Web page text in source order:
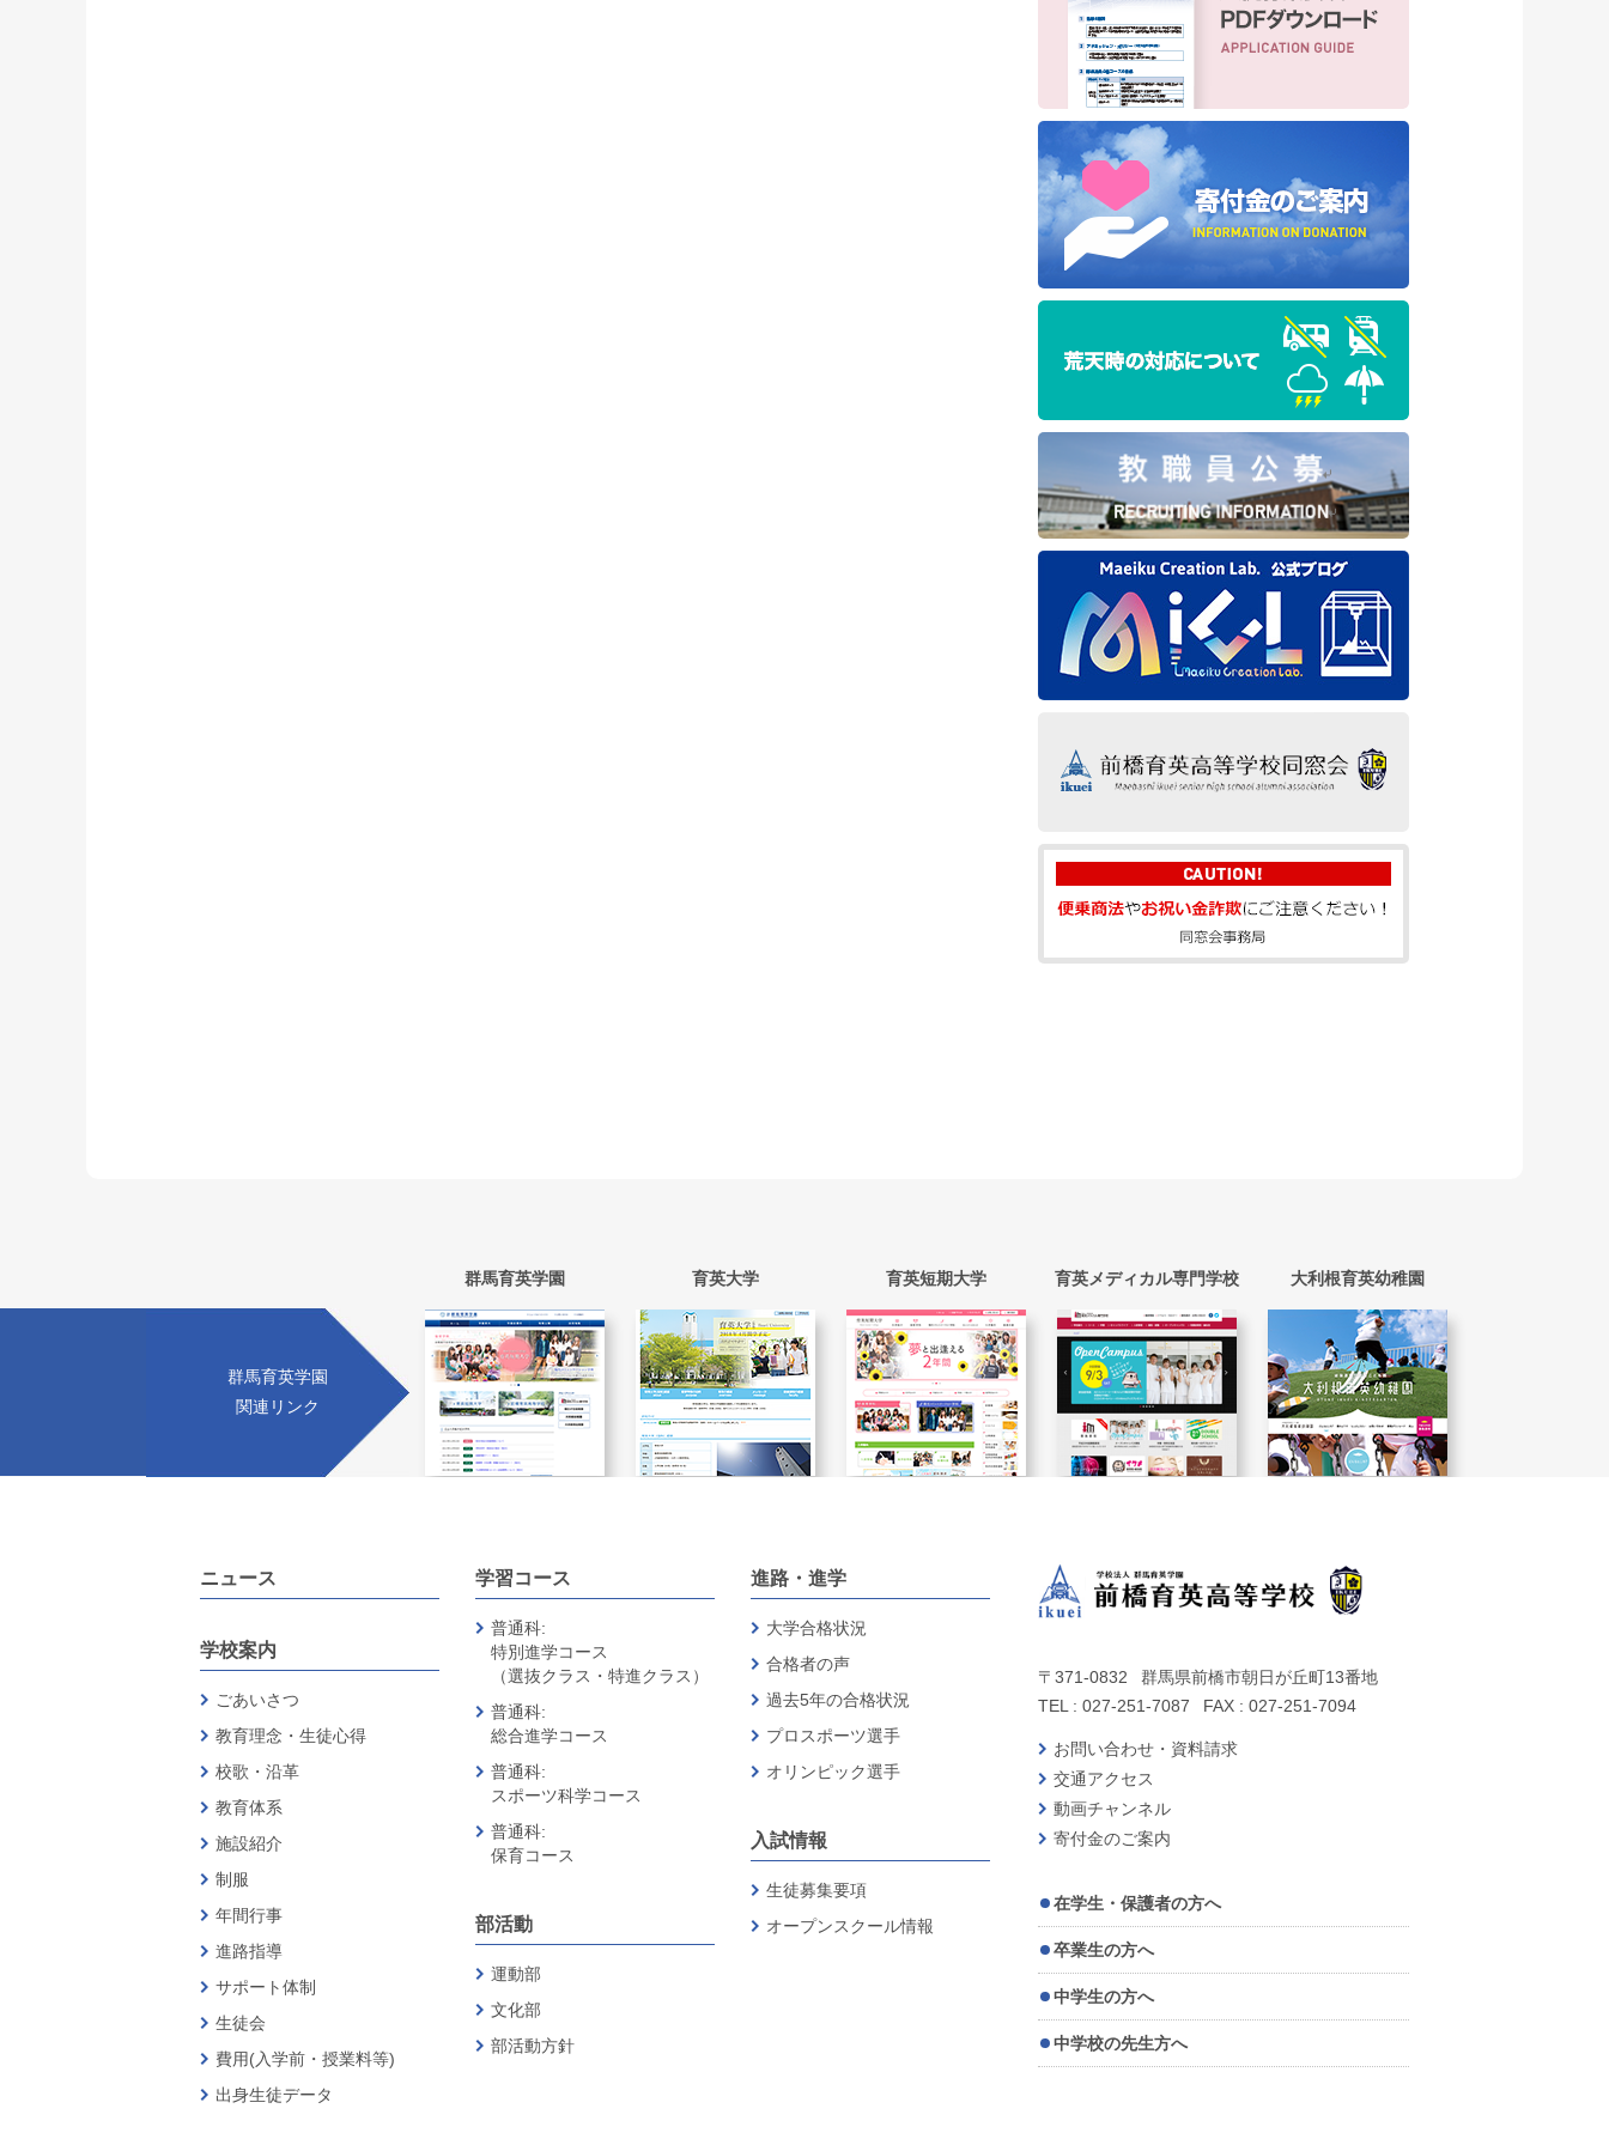
群馬育英学園 育英大学 育英短期大学 育英メディカル専門学校 大利根育英幼稚園
群馬育英学園
関連リンク
ニュース
学校案内
ごあいさつ
教育理念・生徒心得
校歌・沿革
教育体系
施設紹介
制服
年間行事
進路指導
サポート体制
生徒会
費用(入学前・授業料等)
出身生徒データ
学習コース
普通科:
特別進学コース
（選抜クラス・特進クラス）
普通科:
総合進学コース
普通科:
スポーツ科学コース
普通科:
保育コース
部活動
運動部
文化部
部活動方針
進路・進学
大学合格状況
合格者の声
過去5年の合格状況
プロスポーツ選手
オリンピック選手
入試情報
生徒募集要項
オープンスクール情報
〒371-0832
群馬県前橋市朝日が丘町13番地
TEL : 027-251-7087
FAX : 027-251-7094
お問い合わせ・資料請求
交通アクセス
動画チャンネル
寄付金のご案内
在学生・保護者の方へ
卒業生の方へ
中学生の方へ
中学校の先生方へ